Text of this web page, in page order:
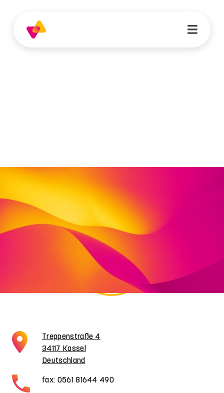
Treppenstraße 4
34117 Kassel
Deutschland
fax: 0561 81644 490